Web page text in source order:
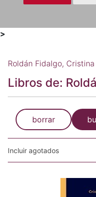
>
Roldán Fidalgo, Cristina
Libros de:
borrar
Incluir agotados